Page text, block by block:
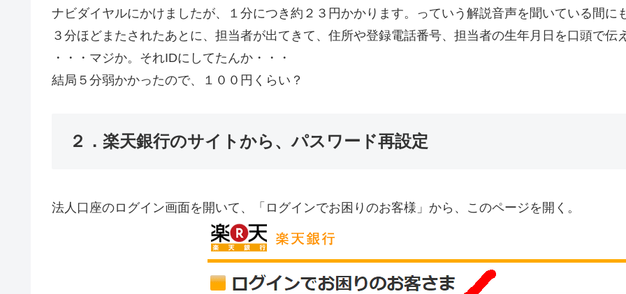
ナビダイヤルにかけましたが、１分につき約２３円かかります。っていう解説音声を聞いている間に
３分ほどまたされたあとに、担当者が出てきて、住所や登録電話番号、担当者の生年月日を口頭で伝
・・・マジか。それIDにしてたんか・・・
結局５分弱かかったので、１００円くらい？
２．楽天銀行のサイトから、パスワード再設定
法人口座のログイン画面を開いて、「ログインでお困りのお客様」から、このページを開く。